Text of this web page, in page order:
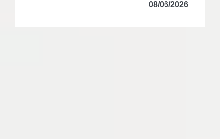
08/06/2026